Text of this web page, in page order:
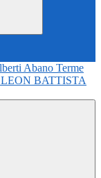
LEON BATTISTA